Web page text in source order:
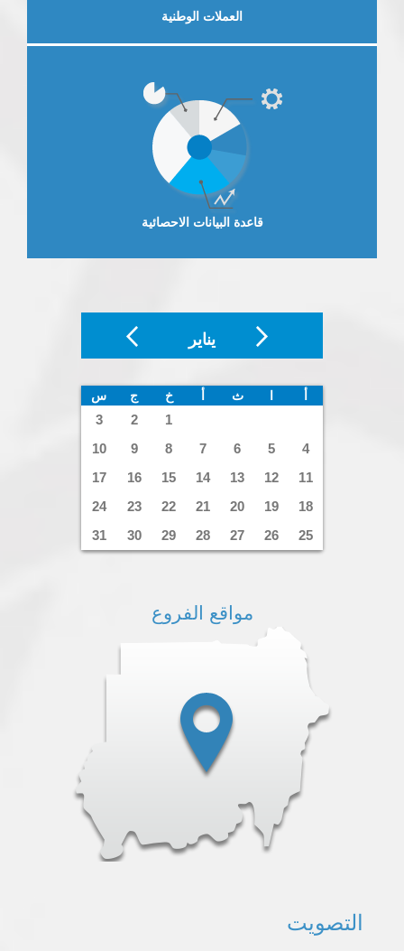
إقرأ المزيد
العملات الوطنية
قاعدة البيانات الاحصائية
يناير
ث خ ج س
1
2
3
4
5
6
7
8
9
10
11
12
13
14
15
16
17
18
19
20
21
22
23
24
25
26
27
28
29
30
31
مواقع الفروع
التصويت